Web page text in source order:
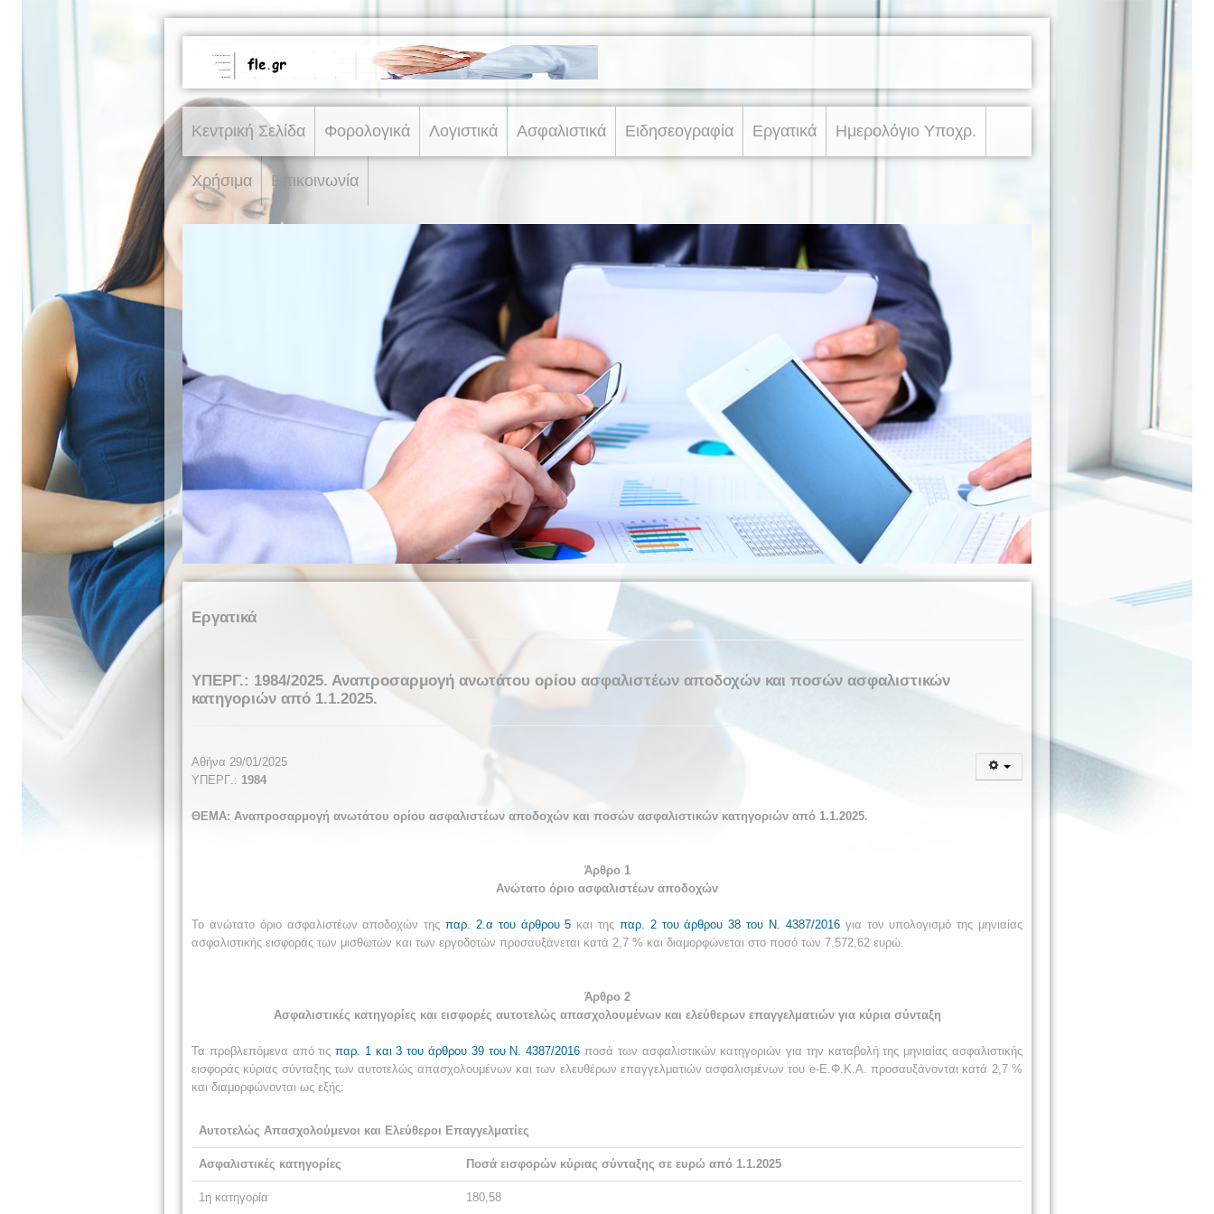
Κεντρική Σελίδα Φορολογικά Λογιστικά Ασφαλιστικά Ειδησεογραφία Εργατικά Ημερολόγιο Υποχρ.
Χρήσιμα Επικοινωνία
Εργατικά
ΥΠΕΡΓ.: 1984/2025. Αναπροσαρμογή ανωτάτου ορίου ασφαλιστέων αποδοχών και ποσών ασφαλιστικών
κατηγοριών από 1.1.2025.
Αθήνα 29/01/2025
ΥΠΕΡΓ .: 1984
ΘΕΜΑ: Αναπροσαρμογή ανωτάτου ορίου ασφαλιστέων αποδοχών και ποσών ασφαλιστικών κατηγοριών από 1.1.2025.
Άρθρο 1
Ανώτατο όριο ασφαλιστέων αποδοχών
Το ανώτατο όριο ασφαλιστέων αποδοχών τηςπαρ. 2.α του άρθρου 5 και της παρ. 2 του άρθρου 38 του Ν. 4387/2016για τον υπολογισμό της μηνιαίας
ασφαλιστικής εισφοράς των μισθωτών και των εργοδοτών προσαυξάνεται κατά 2,7 % και διαμορφώνεται στο ποσό των 7.572,62 ευρώ.
Άρθρο 2
Ασφαλιστικές κατηγορίες και εισφορές αυτοτελώς απασχολουμένων και ελεύθερων επαγγελματιών για κύρια σύνταξη
Τα προβλεπόμενα από τιςπαρ. 1 και 3 του άρθρου 39 του Ν. 4387/2016 ποσά των ασφαλιστικών κατηγοριών για την καταβολή της μηνιαίας ασφαλιστικής
εισφοράς κύριας σύνταξης των αυτοτελώς απασχολουμένων και των ελευθέρων επαγγελματιών ασφαλισμένων του e-Ε.Φ.Κ.Α. προσαυξάνονται κατά 2,7 %
και διαμορφώνονται ως εξής:
Αυτοτελώς Απασχολούμενοι και Ελεύθεροι Επαγγελματίες
Ασφαλιστικές κατηγορίες Ποσά εισφορών κύριας σύνταξης σε ευρώ από 1.1.2025
1η κατηγορία 180,58